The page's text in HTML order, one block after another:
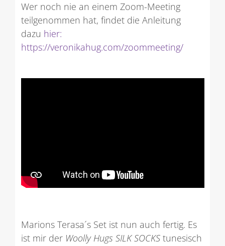
Wer noch nie an einem Zoom-Meeting
teilgenommen hat, findet die Anleitung
dazu hier:
https://veronikahug.com/zoommeeting/
Marions Terasa´s Set ist nun auch fertig. Es
ist mir der Woolly Hugs SILK SOCKStunesisch